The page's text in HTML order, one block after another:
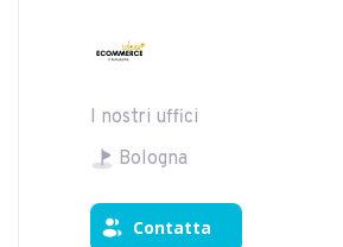
I nostri uffici
Bologna
Contatta